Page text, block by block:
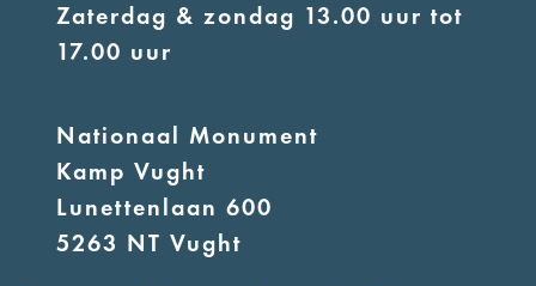
Zaterdag & zondag 13.00 uur tot
17.00 uur
Nationaal Monument
Kamp Vught
Lunettenlaan 600
5263 NT Vught